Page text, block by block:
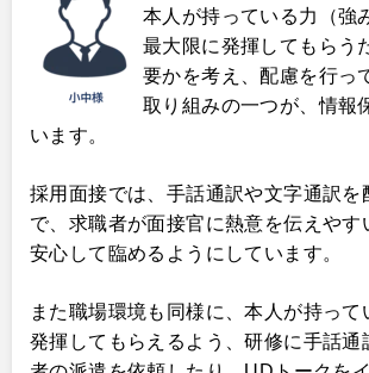
本人が持っている力（強
最大限に発揮してもらう
要かを考え、配慮を行っ
取り組みの一つが、情報
います。
採用面接では、手話通訳や文字通訳を
で、求職者が面接官に熱意を伝えやす
安心して臨めるようにしています。
また職場環境も同様に、本人が持って
発揮してもらえるよう、研修に手話通